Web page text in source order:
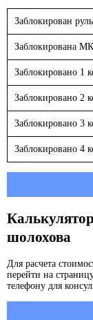
Заблокирован руль
Заблокирована
Заблокировано 1
Заблокировано 2
Заблокировано 3
Заблокировано 4
шолохова
Для расчета
перейти на
телефону для